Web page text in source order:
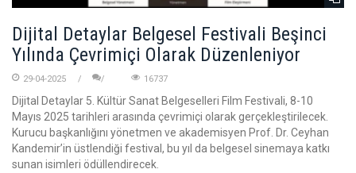
Dijital Detaylar Belgesel Festivali Beşinci
Yılında Çevrimiçi Olarak Düzenleniyor
29-04-2025 16737
Dijital Detaylar 5. Kültür Sanat Belgeselleri Film Festivali, 8-10
Mayıs 2025 tarihleri arasında çevrimiçi olarak gerçekleştirilecek.
Kurucu başkanlığını yönetmen ve akademisyen Prof. Dr. Ceyhan
Kandemir’in üstlendiği festival, bu yıl da belgesel sinemaya katkı
sunan isimleri ödüllendirecek.